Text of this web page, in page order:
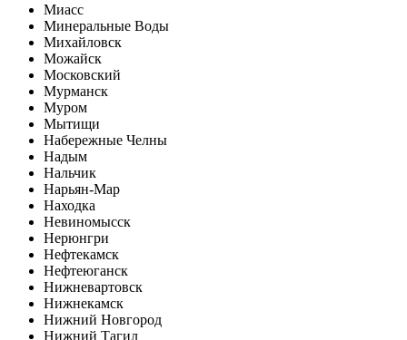
Миасс
Минеральные Воды
Михайловск
Можайск
Московский
Мурманск
Муром
Мытищи
Набережные Челны
Надым
Нальчик
Нарьян-Мар
Находка
Невиномысск
Нерюнгри
Нефтекамск
Нефтеюганск
Нижневартовск
Нижнекамск
Нижний Новгород
Нижний Тагил